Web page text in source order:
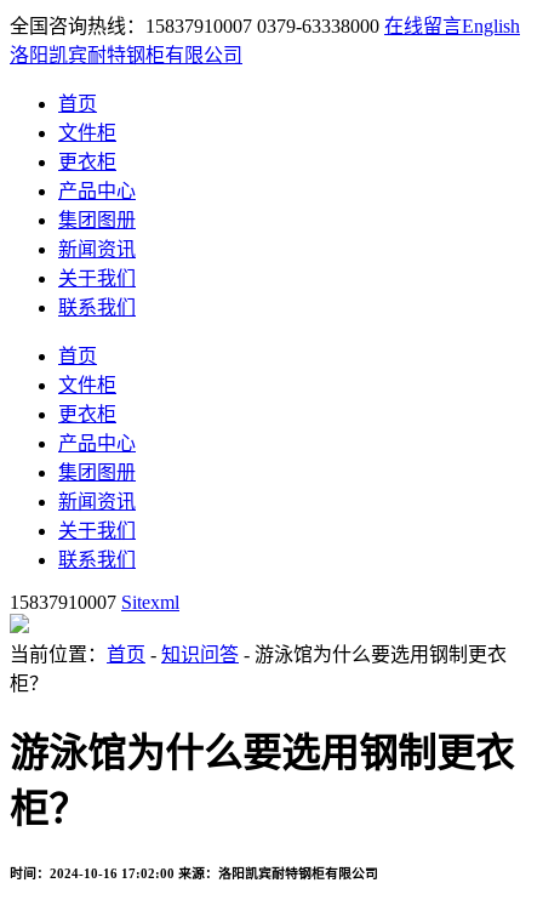
全国咨询热线：15837910007 0379-63338000 在线留言English
洛阳凯宾耐特钢柜有限公司
首页
文件柜
更衣柜
产品中心
集团图册
新闻资讯
关于我们
联系我们
首页
文件柜
更衣柜
产品中心
集团图册
新闻资讯
关于我们
联系我们
15837910007 Sitexml
当前位置： 首页 - 知识问答 - 游泳馆为什么要选用钢制更衣
柜？
游泳馆为什么要选用钢制更衣
柜？
时间：2024-10-16 17:02:00 来源：洛阳凯宾耐特钢柜有限公司